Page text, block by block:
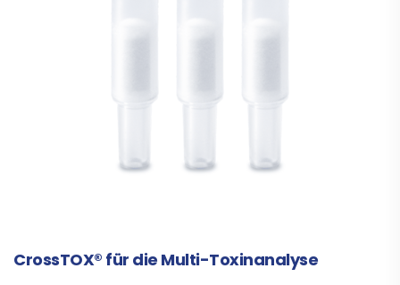
CrossTOX® für die Multi-Toxinanalyse